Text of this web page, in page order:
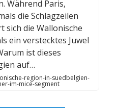
Während Paris,
die Schlagzeilen
sich die Wallonische
ein verstecktes Juwel
ist dieses
auf…
region-in-suedbelgien-
im-mice-segment